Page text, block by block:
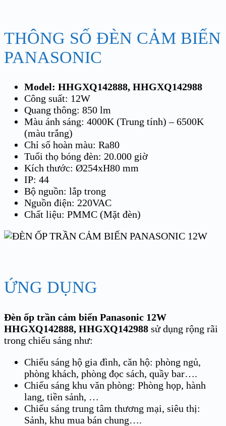
THÔNG SỐ ĐÈN CẢM BIẾN
PANASONIC
Model: HHGXQ142888, HHGXQ142988
Công suất: 12W
Quang thông: 850 lm
Màu ánh sáng: 4000K (Trung tính) – 6500K
(màu trắng)
Chỉ số hoàn màu: Ra80
Tuổi thọ bóng đèn: 20.000 giờ
Kích thước: Ø254xH80 mm
IP: 44
Bộ nguồn: lắp trong
Nguồn điện: 220VAC
Chất liệu: PMMC (Mặt đèn)
ỨNG DỤNG
Đèn ốp trần cảm biến Panasonic 12W
HHGXQ142888, HHGXQ142988 sử dụng rộng rãi
trong chiếu sáng như:
Chiếu sáng hộ gia đình, căn hộ: phòng ngủ,
phòng khách, phòng đọc sách, quầy bar….
Chiếu sáng khu văn phòng: Phòng họp, hành
lang, tiền sảnh, …
Chiếu sáng trung tâm thương mại, siêu thị:
Sảnh, khu mua bán chung….